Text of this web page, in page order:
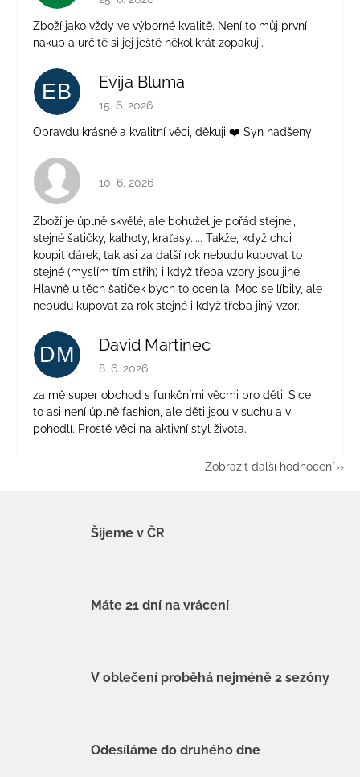
Zboží jako vždy ve výborné kvalitě. Není to můj první
nákup a určitě si jej ještě několikrát zopakuji.
EB Evija Bluma
Hodnocení obchodu je 5 z 5 hvězdiček.
15. 6. 2026
Opravdu krásné a kvalitní věci, děkuji ❤️ Syn nadšený
Hodnocení obchodu je 4 z 5 hvězdiček.
10. 6. 2026
Zboží je úplně skvělé, ale bohužel je pořád stejné.,
stejné šatičky, kalhoty, kraťasy..... Takže, když chci
koupit dárek, tak asi za další rok nebudu kupovat to
stejné (myslím tím střih) i když třeba vzory jsou jiné.
Hlavně u těch šatiček bych to ocenila. Moc se líbily, ale
nebudu kupovat za rok stejné i když třeba jiný vzor.
DM David Martinec
Hodnocení obchodu je 5 z 5 hvězdiček.
8. 6. 2026
za mě super obchod s funkčními věcmi pro děti. Sice
to asi není úplně fashion, ale děti jsou v suchu a v
pohodlí. Prostě věci na aktivní styl života.
Zobrazit další hodnocení
Šijeme v ČR
Máte 21 dní na vrácení
V oblečení proběhá nejméně 2 sezóny
Odesíláme do druhého dne